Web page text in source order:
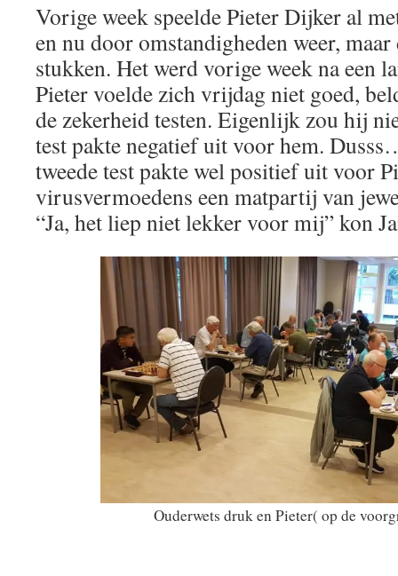
Vorige week speelde Pieter Dijker al
en nu door omstandigheden weer,
stukken. Het werd vorige week na een
Pieter voelde zich vrijdag niet goed,
de zekerheid testen. Eigenlijk zou hij
test pakte negatief uit voor hem.
tweede test pakte wel positief uit voor
virusvermoedens een matpartij van
“Ja, het liep niet lekker voor mij” kon
Ouderwets druk en Pieter( op de